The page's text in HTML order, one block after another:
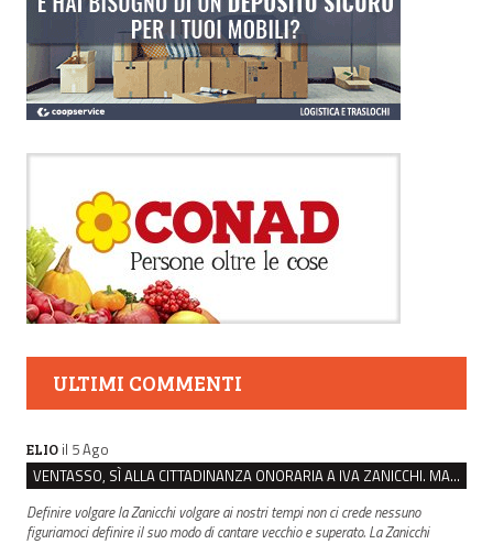
ULTIMI COMMENTI
ELIO il 5 Ago
VENTASSO, SÌ ALLA CITTADINANZA ONORARIA A IVA ZANICCHI. MA BARGIACCHI: “È DI PESSIMO GUSTO”
Definire volgare la Zanicchi volgare ai nostri tempi non ci crede nessuno
figuriamoci definire il suo modo di cantare vecchio e superato. La Zanicchi